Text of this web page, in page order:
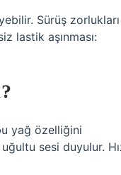
Sürüş zorlukları
lastik aşınması:
yağ özelliğini
sesi duyulur.